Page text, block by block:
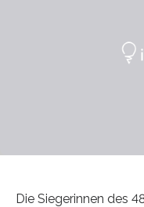
Die Siegerinnen des